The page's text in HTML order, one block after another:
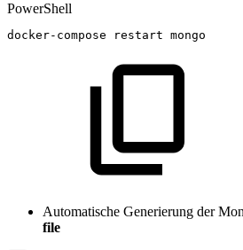
PowerShell
docker-compose restart mongo
Automatische Generierung der
file